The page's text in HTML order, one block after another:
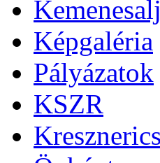
Képgaléria
Pályázatok
KSZR